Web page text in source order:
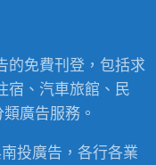
的免費刊登，包括求
宿、汽車旅館、民
廣告服務。
投廣告，各行各業